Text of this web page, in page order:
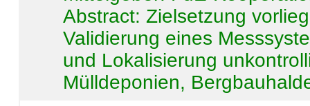
Abstract:Zielsetzung
Validierung eines
und Lokalisierung
Mülldeponien,